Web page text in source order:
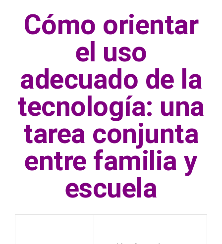
Cómo orientar
el uso
adecuado de la
tecnología: una
tarea conjunta
entre familia y
escuela